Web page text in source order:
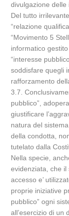
divulgazione delle
Del tutto
“relazione
“Movimento 5
informatico
“interesse
soddisfare quegli
rafforzamento
3.7.
pubblico”,
giustificare
natura del
della condotta,
tutelato dalla
Nella specie,
evidenziata, che il
accesso e’
proprie iniziative
pubblico” ogni
all’esercizio di un